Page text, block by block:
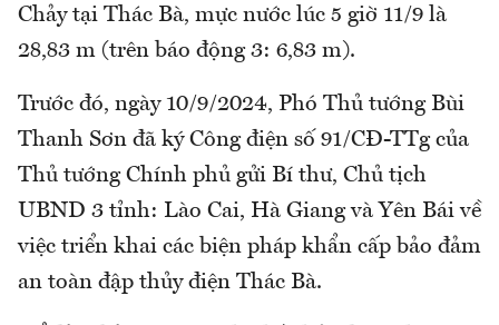
Chảy tại Thác Bà, mực nước lúc 5 giờ 11/9 là
28,83 m (trên báo động 3: 6,83 m).
Trước đó, ngày 10/9/2024, Phó Thủ tướng Bùi
Thanh Sơn đã ký Công điện số 91/CĐ-TTg của
Thủ tướng Chính phủ gửi Bí thư, Chủ tịch
UBND 3 tỉnh: Lào Cai, Hà Giang và Yên Bái về
việc triển khai các biện pháp khẩn cấp bảo đảm
an toàn đập thủy điện Thác Bà.